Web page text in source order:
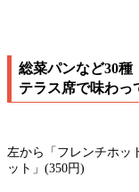
総菜パンなど30種
テラス席で味わっ
左から「フレンチホッ
ット」(350円)